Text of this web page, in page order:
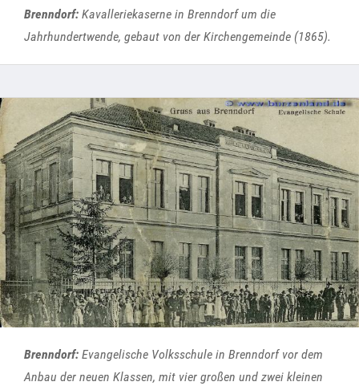
Brenndorf: Kavalleriekaserne in Brenndorf um die
Jahrhundertwende, gebaut von der Kirchengemeinde (1865).
Brenndorf: Evangelische Volksschule in Brenndorf vor dem
Anbau der neuen Klassen, mit vier großen und zwei kleinen